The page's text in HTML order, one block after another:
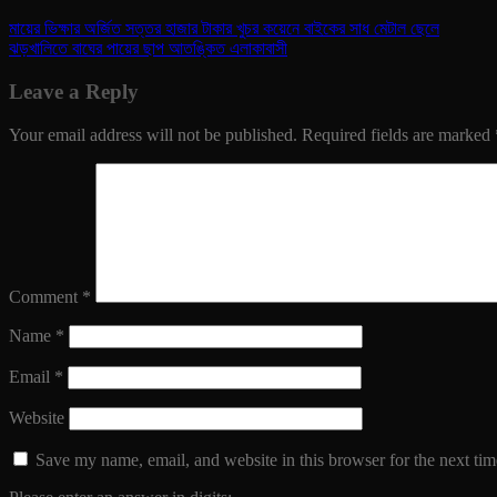
মায়ের ভিক্ষার অর্জিত সত্তর হাজার টাকার খুচর কয়েনে বাইকের সাধ মেটাল ছেলে
ঝড়খালিতে বাঘের পায়ের ছাপ আতঙ্কিত এলাকাবাসী
Leave a Reply
Your email address will not be published. Required fields are marked
Comment *
Name *
Email *
Website
Save my name, email, and website in this browser for the next